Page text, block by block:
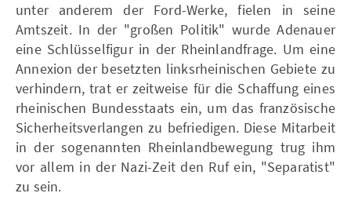
unter anderem der Ford-Werke, fielen in seine
Amtszeit. In der "großen Politik" wurde Adenauer
eine Schlüsselfigur in der Rheinlandfrage. Um eine
Annexion der besetzten linksrheinischen Gebiete zu
verhindern, trat er zeitweise für die Schaffung eines
rheinischen Bundesstaats ein, um das französische
Sicherheitsverlangen zu befriedigen. Diese Mitarbeit
in der sogenannten Rheinlandbewegung trug ihm
vor allem in der Nazi-Zeit den Ruf ein, "Separatist"
zu sein.